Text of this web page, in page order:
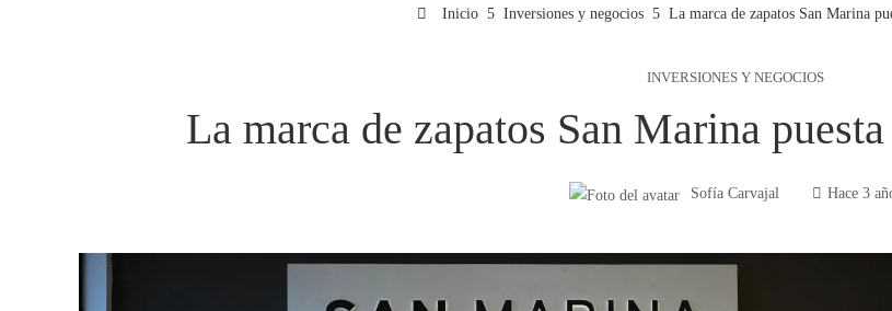
Inicio Inversiones y negocios La marca de zapatos San Marina
INVERSIONES Y NEGOCIOS
La marca de zapatos San Marina
Sofía Carvajal Hace 3